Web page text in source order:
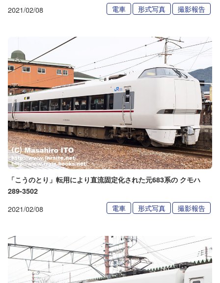
2021/02/08 電車 形式写真 撮影報告
「こうのとり」転用により直流固定化された元683系の クモハ
289-3502
2021/02/08 電車 形式写真 撮影報告